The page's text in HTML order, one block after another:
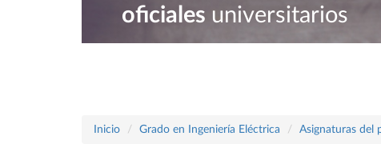
oficiales universitarios
Inicio Grado en Ingeniería Eléctrica Asignaturas del